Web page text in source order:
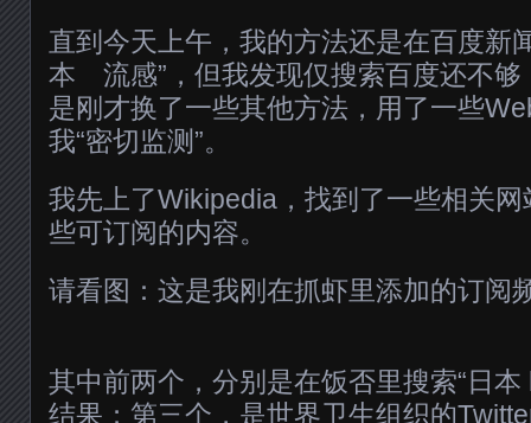
直到今天上午，我的方法还是在百度新
本 流感”，但我发现仅搜索百度还不够
是刚才换了一些其他方法，用了一些
我“密切监测”。
我先上了Wikipedia，找到了一些相关
些可订阅的内容。
请看图：这是我刚在抓虾里添加的订阅
其中前两个，分别是在饭否里搜索“日本
结果；第三个，是世界卫生组织的